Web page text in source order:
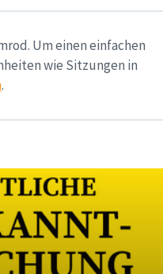
Um einen einfachen
wie Sitzungen in
.